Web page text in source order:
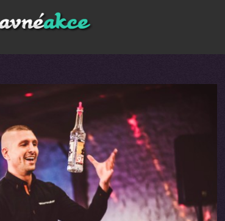
ples, narozeninovou oslavu, tak ji zpestřete naší
barmanská show
za doprovodu moderní hudby a s vlastními
létají vzduchem láhve, skleničky, šejkry, led, brčka a